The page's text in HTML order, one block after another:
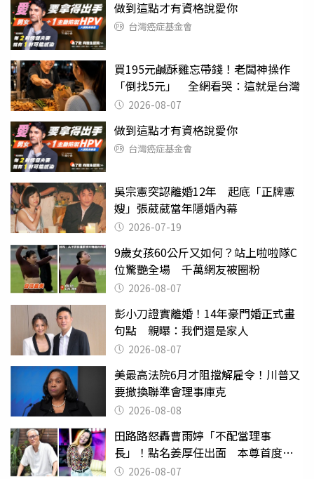
做到這點才有資格說愛你
台灣癌症基金會
買195元鹹酥雞忘帶錢！老闆神操作
「倒找5元」 全網看哭：這就是台灣
2026-08-07
做到這點才有資格說愛你
台灣癌症基金會
吳宗憲突認離婚12年 起底「正牌憲
嫂」張葳葳當年隱婚內幕
2026-07-19
9歲女孩60公斤又如何？站上啦啦隊C
位驚艷全場 千萬網友被圈粉
2026-08-07
彭小刀證實離婚！14年豪門婚正式畫
句點 親曝：我們還是家人
2026-08-07
美最高法院6月才阻擋解雇令！川普又
要撤換聯準會理事庫克
2026-08-08
田路路怒轟曹雨婷「不配當理事
長」！點名姜厚任出面 本尊首度回
應了2026-08-07